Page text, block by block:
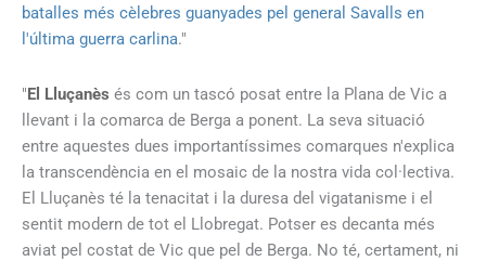
batalles més cèlebres guanyades pel general Savalls en
l'última guerra carlina."
"El Lluçanès és com un tascó posat entre la Plana de Vic a
llevant i la comarca de Berga a ponent. La seva situació
entre aquestes dues importantíssimes comarques n'explica
la transcendència en el mosaic de la nostra vida col·lectiva.
El Lluçanès té la tenacitat i la duresa del vigatanisme i el
sentit modern de tot el Llobregat. Potser es decanta més
aviat pel costat de Vic que pel de Berga. No té, certament, ni